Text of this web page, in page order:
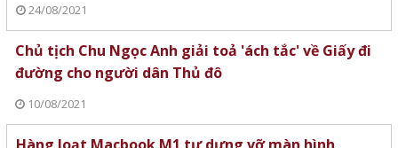
24/08/2021
Chủ tịch Chu Ngọc Anh giải toả 'ách tắc' về Giấy đi
đường cho người dân Thủ đô
10/08/2021